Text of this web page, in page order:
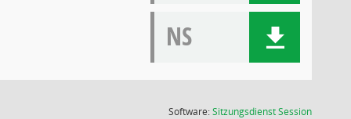
NS
Software:SitzungsdienstSession(Wird in